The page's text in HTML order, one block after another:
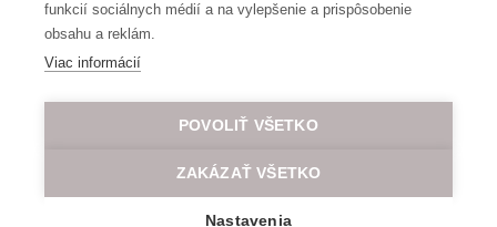
funkcií sociálnych médií a na vylepšenie a prispôsobenie
obsahu a reklám.
Viac informácií
POVOLIŤ VŠETKO
ZAKÁZAŤ VŠETKO
Nastavenia